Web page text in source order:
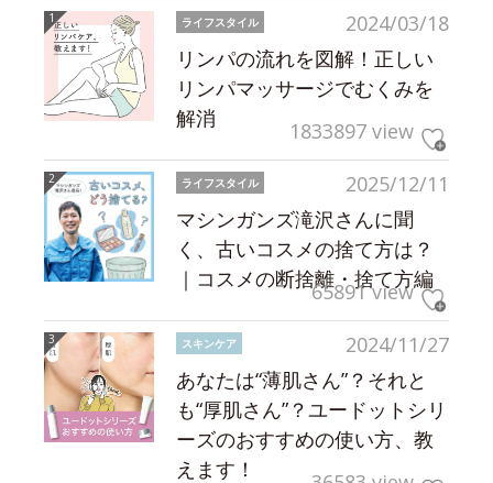
2024/03/18
ライフスタイル
リンパの流れを図解！正しい
リンパマッサージでむくみを
解消
1833897 view
2025/12/11
ライフスタイル
マシンガンズ滝沢さんに聞
く、古いコスメの捨て方は？
｜コスメの断捨離・捨て方編
65891 view
2024/11/27
スキンケア
あなたは“薄肌さん”？それと
も“厚肌さん”？ユードットシリ
ーズのおすすめの使い方、教
えます！